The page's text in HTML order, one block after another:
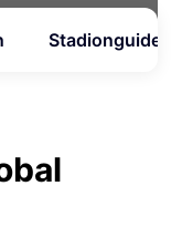
Stadionguide